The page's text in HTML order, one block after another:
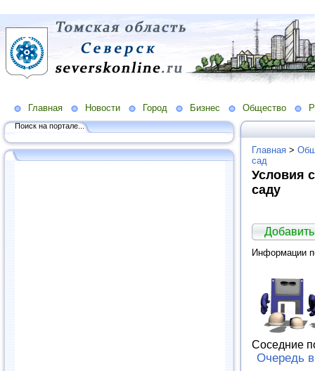
Главная Новости Город Бизнес Общество
Поиск на портале...
Главная >
сад
Условия
саду
Информации
Соседние
Очередь